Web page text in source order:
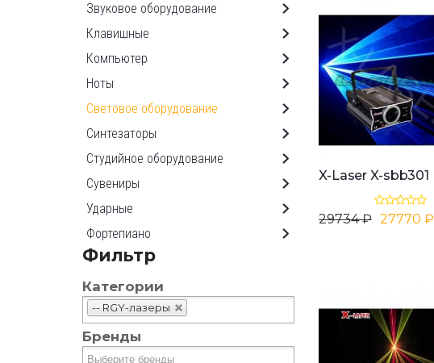
Звуковое оборудование
Клавишные
Компьютер
Ноты
Световое оборудование
Синтезаторы
Студийное оборудование
Сувениры
Ударные
Фортепиано
Фильтр
Категории
-- RGY-лазеры
Бренды
X-Laser X-sbb301
29734 ₽ 27770 ₽